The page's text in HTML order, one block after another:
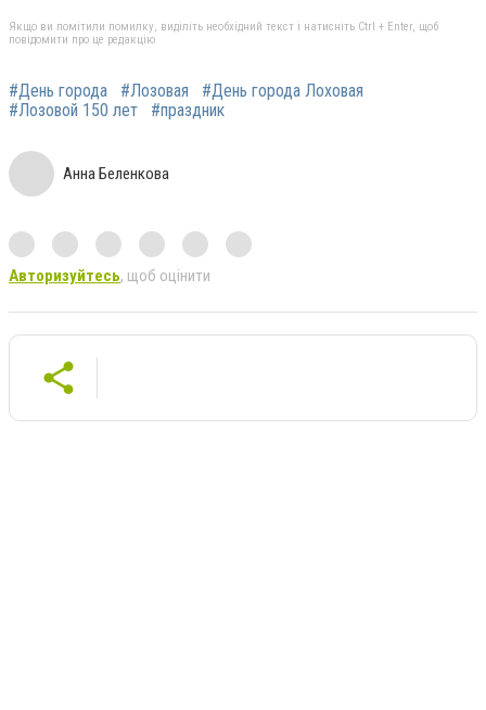
Якщо ви помітили помилку, виділіть необхідний текст і натисніть Ctrl + Enter, щоб
повідомити про це редакцію
#День города #Лозовая
#День города Лоховая
#Лозовой 150 лет
#праздник
Анна Беленкова
Авторизуйтесь, щоб оцінити